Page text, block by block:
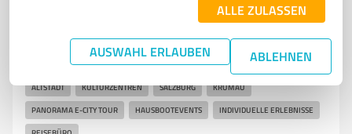
ALLE ZULASSEN
AUSWAHL ERLAUBEN ABLEHNEN
Individuelle Stadtführungen und Erlebnisse in Passau
entdecken
STADTFÜHRUNGEN PASSAU TOURISMUS DOMFÜHRUNG
ALTSTADT KULTURZENTREN SALZBURG KRUMAU
PANORAMA E-CITY TOUR HAUSBOOTEVENTS INDIVIDUELLE ERLEBNISSE